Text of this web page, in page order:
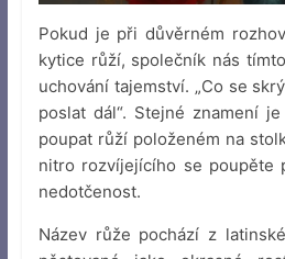
Pokud je při důvěrném
kytice růží, společník nás
uchování tajemství. „Co se
poslat dál“. Stejné znamení
poupat růží položeném na
nitro rozvíjejícího se poupěte
nedotčenost.
Název růže pochází z